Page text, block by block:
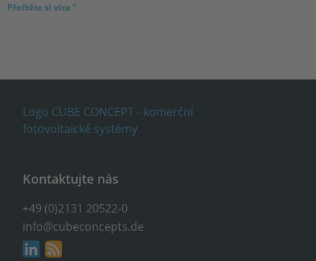
Přečtěte si více "
Kontaktujte nás
+49 (0)2131 20522-0
info@cubeconcepts.de